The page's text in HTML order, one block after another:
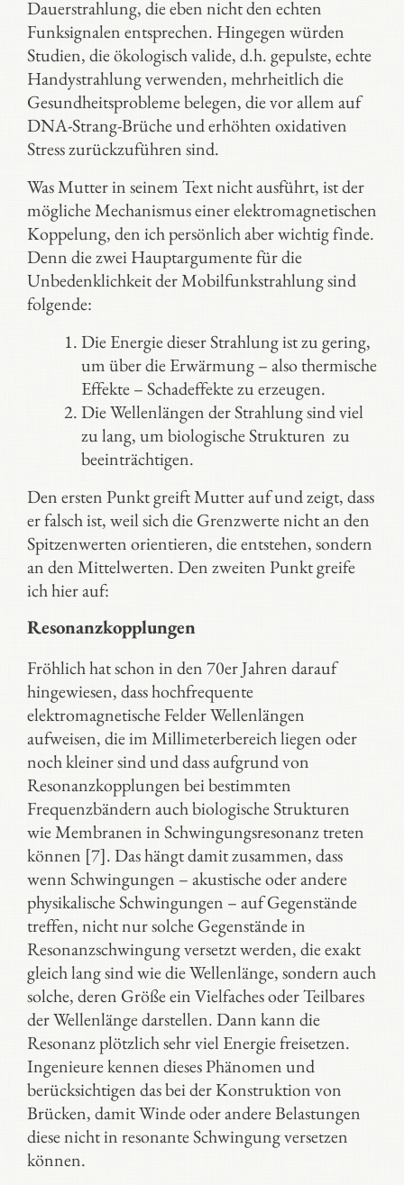
Dauerstrahlung, die eben nicht den echten
Funksignalen entsprechen. Hingegen würden
Studien, die ökologisch valide, d.h. gepulste, echte
Handystrahlung verwenden, mehrheitlich die
Gesundheitsprobleme belegen, die vor allem auf
DNA-Strang-Brüche und erhöhten oxidativen
Stress zurückzuführen sind.
Was Mutter in seinem Text nicht ausführt, ist der
mögliche Mechanismus einer elektromagnetischen
Koppelung, den ich persönlich aber wichtig finde.
Denn die zwei Hauptargumente für die
Unbedenklichkeit der Mobilfunkstrahlung sind
folgende:
Die Energie dieser Strahlung ist zu gering,
um über die Erwärmung – also thermische
Effekte – Schadeffekte zu erzeugen.
Die Wellenlängen der Strahlung sind viel
zu lang, um biologische Strukturen zu
beeinträchtigen.
Den ersten Punkt greift Mutter auf und zeigt, dass
er falsch ist, weil sich die Grenzwerte nicht an den
Spitzenwerten orientieren, die entstehen, sondern
an den Mittelwerten. Den zweiten Punkt greife
ich hier auf:
Resonanzkopplungen
Fröhlich hat schon in den 70er Jahren darauf
hingewiesen, dass hochfrequente
elektromagnetische Felder Wellenlängen
aufweisen, die im Millimeterbereich liegen oder
noch kleiner sind und dass aufgrund von
Resonanzkopplungen bei bestimmten
Frequenzbändern auch biologische Strukturen
wie Membranen in Schwingungsresonanz treten
können [7]. Das hängt damit zusammen, dass
wenn Schwingungen – akustische oder andere
physikalische Schwingungen – auf Gegenstände
treffen, nicht nur solche Gegenstände in
Resonanzschwingung versetzt werden, die exakt
gleich lang sind wie die Wellenlänge, sondern auch
solche, deren Größe ein Vielfaches oder Teilbares
der Wellenlänge darstellen. Dann kann die
Resonanz plötzlich sehr viel Energie freisetzen.
Ingenieure kennen dieses Phänomen und
berücksichtigen das bei der Konstruktion von
Brücken, damit Winde oder andere Belastungen
diese nicht in resonante Schwingung versetzen
können.